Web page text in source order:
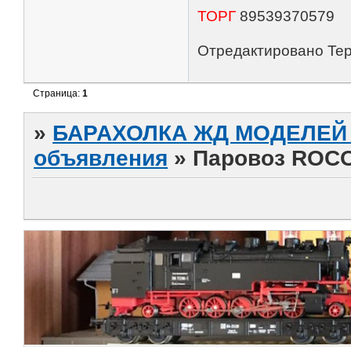
ТОРГ 89539370579
Отредактировано
Страница:1
» БАРАХОЛКА ЖД МОДЕЛЕЙ
объявления » Паровоз